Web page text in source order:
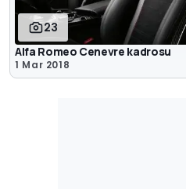
23
Alfa Romeo Cenevre kadrosu
1 Mar 2018